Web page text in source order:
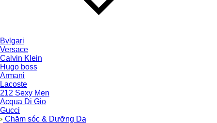
Bvlgari
Versace
Calvin Klein
Hugo boss
Armani
Lacoste
212 Sexy Men
Acqua Di Gio
Gucci
Chăm sóc & Dưỡng Da